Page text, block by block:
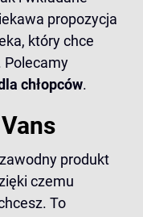
propozycja
który chce
Polecamy
chłopców.
produkt
czemu
To